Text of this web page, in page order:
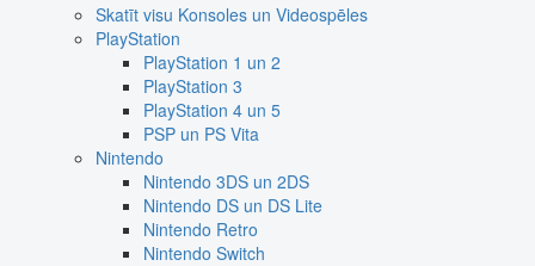
Skatīt visu Konsoles un Videospēles
PlayStation
PlayStation 1 un 2
PlayStation 3
PlayStation 4 un 5
PSP un PS Vita
Nintendo
Nintendo 3DS un 2DS
Nintendo DS un DS Lite
Nintendo Retro
Nintendo Switch